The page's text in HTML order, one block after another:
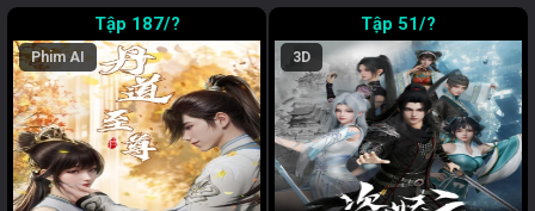
187/?
Phim AI
51/?
3D